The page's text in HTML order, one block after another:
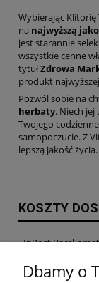
Wybierając
na najwyższą
jest starannie
wszystkie cenne
tytułZdrowa
produkt
Pozwól sobie na
herbaty. Niech jej
Twojego
samopoczucie. Z
lepszą jakość życia.
KOSZTY
InPost
InPost Kurier
Dbamy o